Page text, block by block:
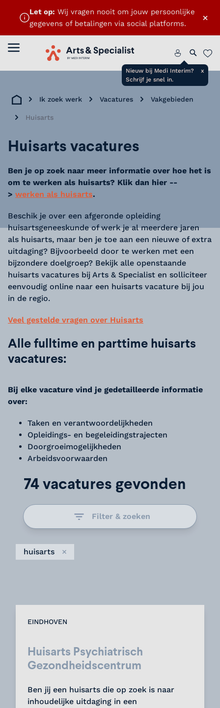
×
Let op: Wij vragen nooit om jouw persoonlijke
gegevens of betalingen via social platforms.
Menu openen
Home
Nieuw bij Medi Interim?
Schrijf je snel in.
x
Zoeken
Home
Ik zoek werk Vacatures Vakgebieden
Huisarts
Huisarts vacatures
Ben je op zoek naar meer informatie over hoe het is
om te werken als huisarts? Klik dan hier --
> werken als huisarts.
Beschik je over een afgeronde opleiding
huisartsgeneeskunde of werk je al meerdere jaren
als huisarts, maar ben je toe aan een nieuwe of extra
uitdaging? Bijvoorbeeld door te werken met een
bijzondere doelgroep? Bekijk alle openstaande
huisarts vacatures bij Arts & Specialist en solliciteer
eenvoudig online naar een huisarts vacature bij jou
in de regio.
Veel gestelde vragen over Huisarts
Alle fulltime en parttime huisarts
vacatures:
Bij elke vacature vind je gedetailleerde informatie
over:
Taken en verantwoordelijkheden
Opleidings- en begeleidingstrajecten
Doorgroeimogelijkheden
Arbeidsvoorwaarden
74 vacatures gevonden
Filter & zoeken
huisarts
Verwijder
EINDHOVEN
Huisarts Psychiatrisch
Gezondheidscentrum
Ben jij een huisarts die op zoek is naar
inhoudelijke uitdaging in een